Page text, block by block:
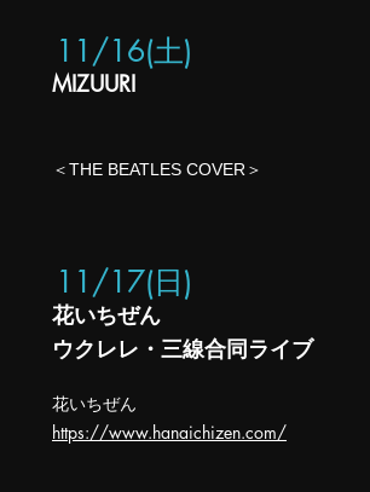
11/16(土)
MIZUURI
＜THE BEATLES COVER＞
11/17(日)
花いちぜん
ウクレレ・三線合同ライブ
花いちぜん
https://www.hanaichizen.com/